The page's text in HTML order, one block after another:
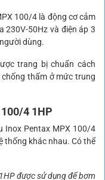
100/4 là động cơ cảm
230V-50Hz và điện áp 3
dùng.
trang bị chuẩn cách
chống thấm ở mức trung
4 1HP
Inox Pentax MPX 100/4
thống khác nhau. Có thể
được sử dụng để bơm